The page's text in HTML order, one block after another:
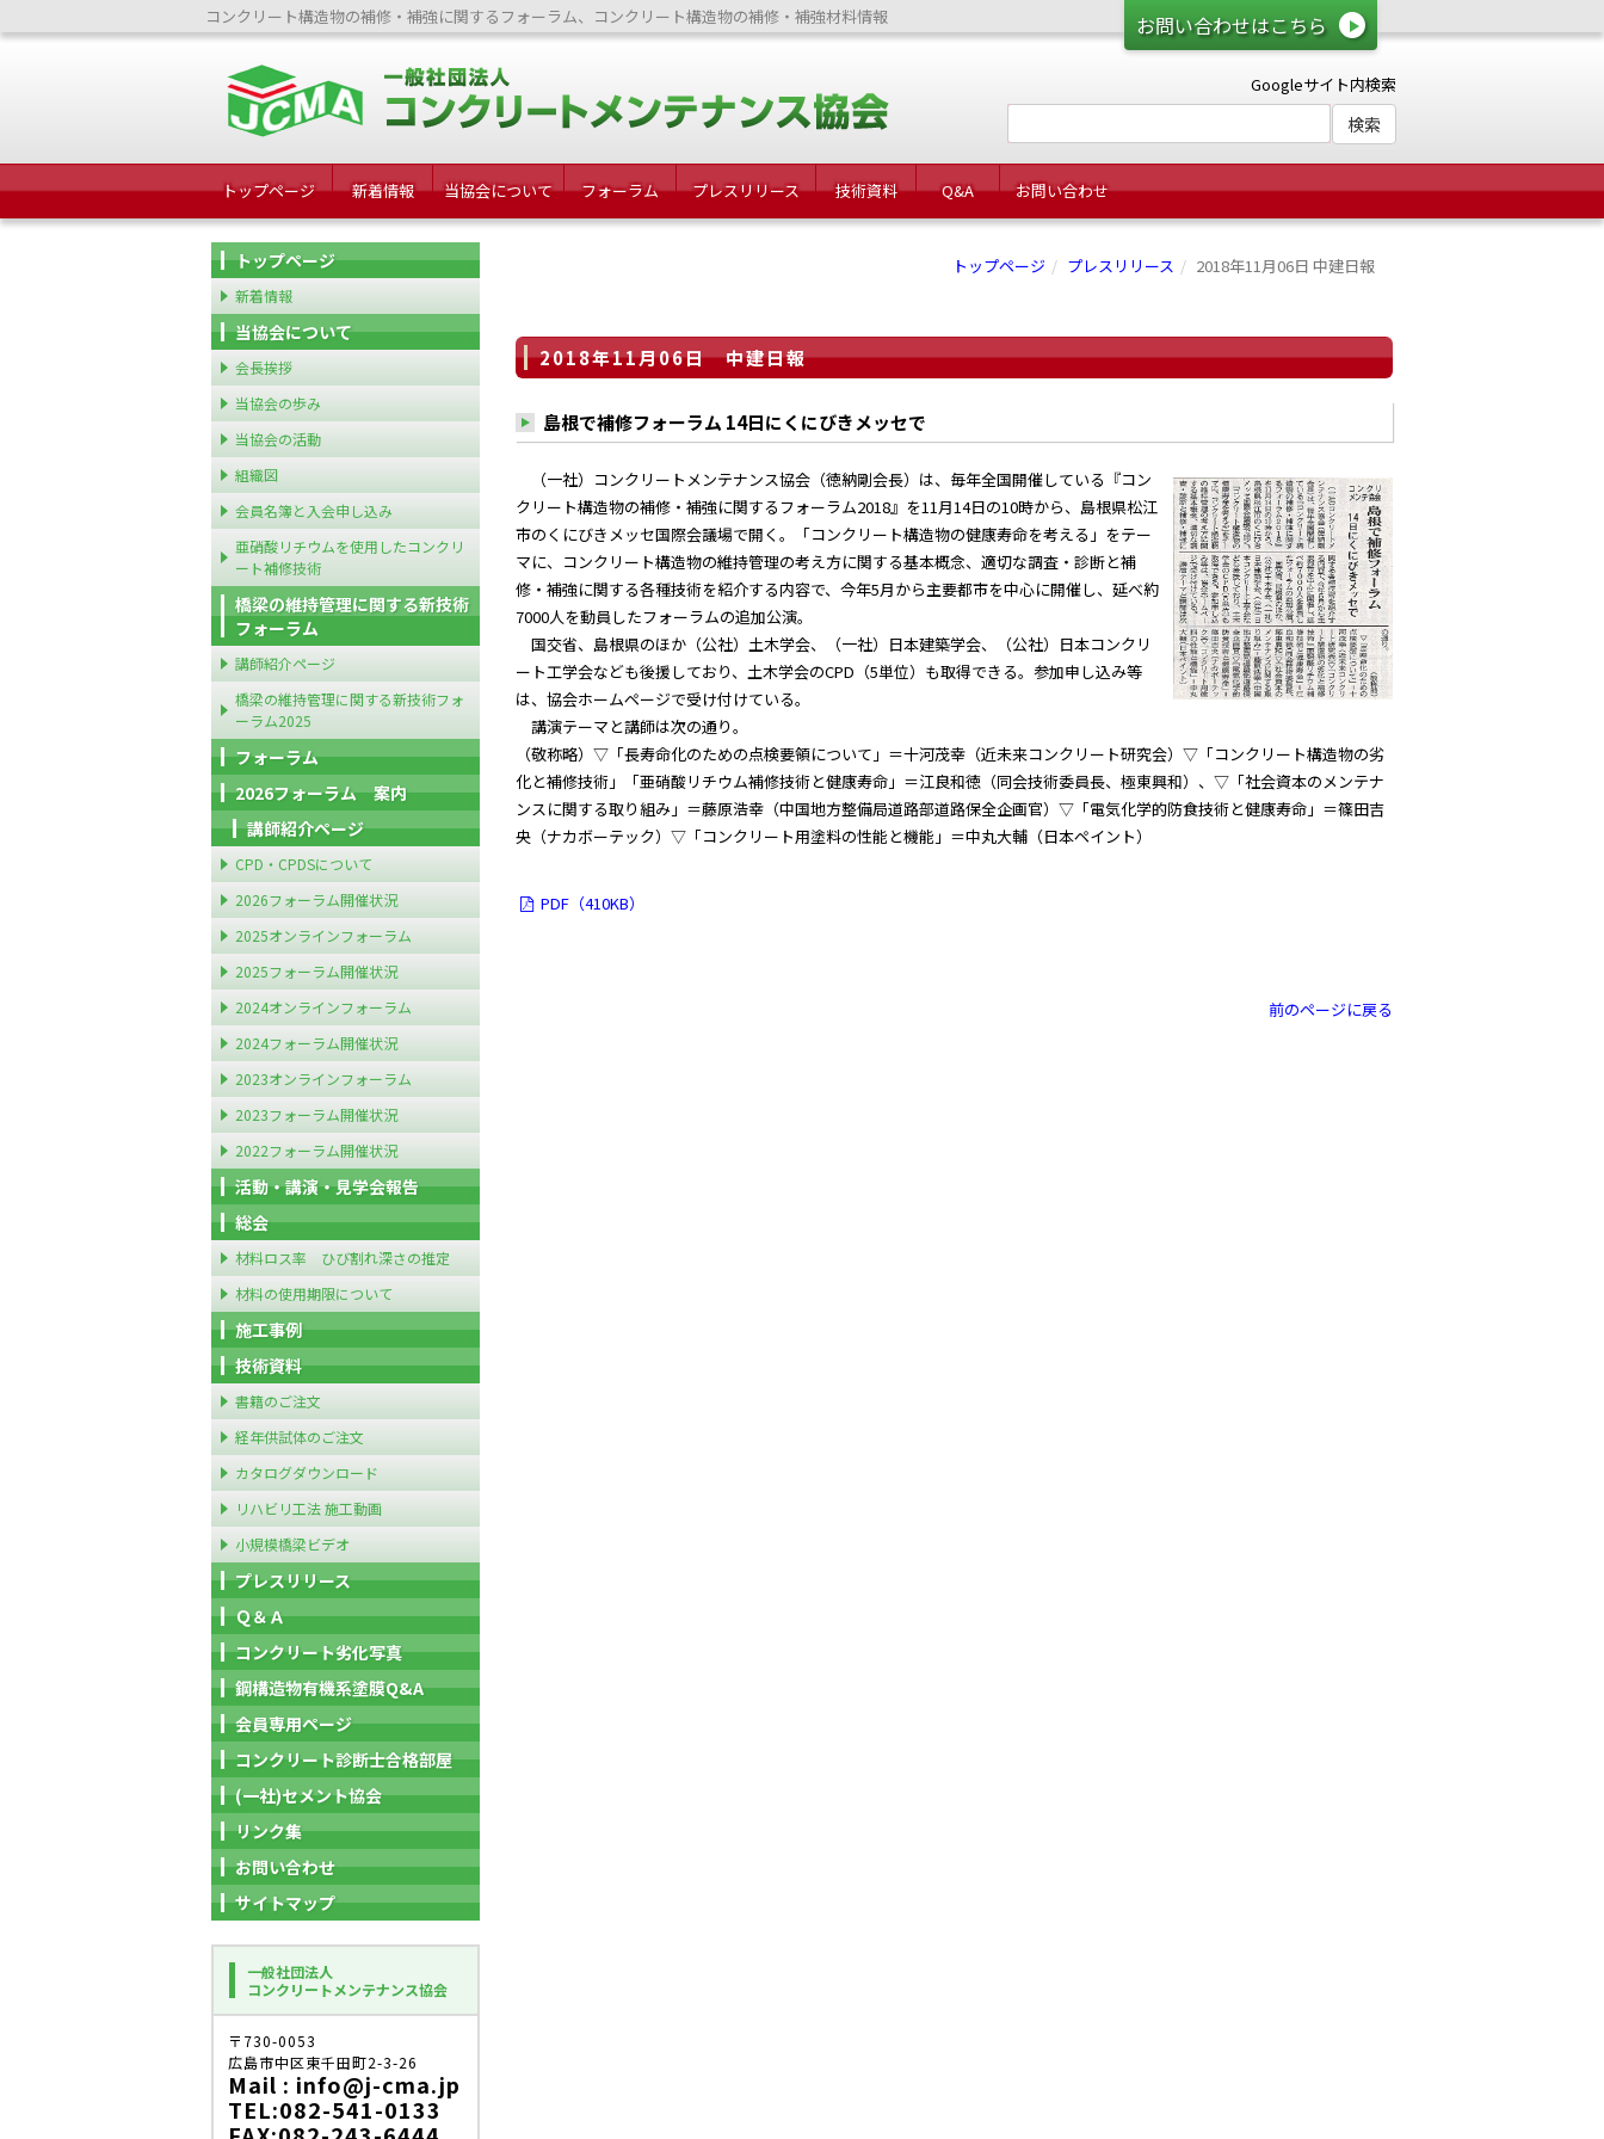
お問い合わせはこちら
コンクリート構造物の補修・補強に関するフォーラム、コンクリート構造物の補修・補強材料情報
Googleサイト内検索
トップページ 新着情報 当協会について フォーラム プレスリリース 技術資料 Q&A お問い合わせ
トップページ プレスリリース 2018年11月06日 中建日報
2018年11月06日 中建日報
島根で補修フォーラム 14日にくにびきメッセで
（一社）コンクリートメンテナンス協会（徳納剛会長）は、毎年全国開催している『コン
クリート構造物の補修・補強に関するフォーラム2018』を11月14日の10時から、島根県松江
市のくにびきメッセ国際会議場で開く。「コンクリート構造物の健康寿命を考える」をテー
マに、コンクリート構造物の維持管理の考え方に関する基本概念、適切な調査・診断と補
修・補強に関する各種技術を紹介する内容で、今年5月から主要都市を中心に開催し、延べ約
7000人を動員したフォーラムの追加公演。
国交省、島根県のほか（公社）土木学会、（一社）日本建築学会、（公社）日本コンクリ
ート工学会なども後援しており、土木学会のCPD（5単位）も取得できる。参加申し込み等
は、協会ホームページで受け付けている。
講演テーマと講師は次の通り。
（敬称略）▽「長寿命化のための点検要領について」＝十河茂幸（近未来コンクリート研究会）▽「コンクリート構造物の劣
化と補修技術」「亜硝酸リチウム補修技術と健康寿命」＝江良和徳（同会技術委員長、極東興和）、▽「社会資本のメンテナ
ンスに関する取り組み」＝藤原浩幸（中国地方整備局道路部道路保全企画官）▽「電気化学的防食技術と健康寿命」＝篠田吉
央（ナカボーテック）▽「コンクリート用塗料の性能と機能」＝中丸大輔（日本ペイント）
PDF（410KB）
前のページに戻る
トップページ
新着情報
当協会について
会長挨拶
当協会の歩み
当協会の活動
組織図
会員名簿と入会申し込み
亜硝酸リチウムを使用したコンクリ
ート補修技術
橋梁の維持管理に関する新技術
フォーラム
講師紹介ページ
橋梁の維持管理に関する新技術フォ
ーラム2025
フォーラム
2026フォーラム 案内
講師紹介ページ
CPD・CPDSについて
2026フォーラム開催状況
2025オンラインフォーラム
2025フォーラム開催状況
2024オンラインフォーラム
2024フォーラム開催状況
2023オンラインフォーラム
2023フォーラム開催状況
2022フォーラム開催状況
活動・講演・見学会報告
総会
材料ロス率 ひび割れ深さの推定
材料の使用期限について
施工事例
技術資料
書籍のご注文
経年供試体のご注文
カタログダウンロード
リハビリ工法 施工動画
小規模橋梁ビデオ
プレスリリース
Ｑ＆Ａ
コンクリート劣化写真
鋼構造物有機系塗膜Q&A
会員専用ページ
コンクリート診断士合格部屋
(一社)セメント協会
リンク集
お問い合わせ
サイトマップ
一般社団法人
コンクリートメンテナンス協会
〒730-0053
広島市中区東千田町2-3-26
Mail : info@j-cma.jp
TEL:082-541-0133